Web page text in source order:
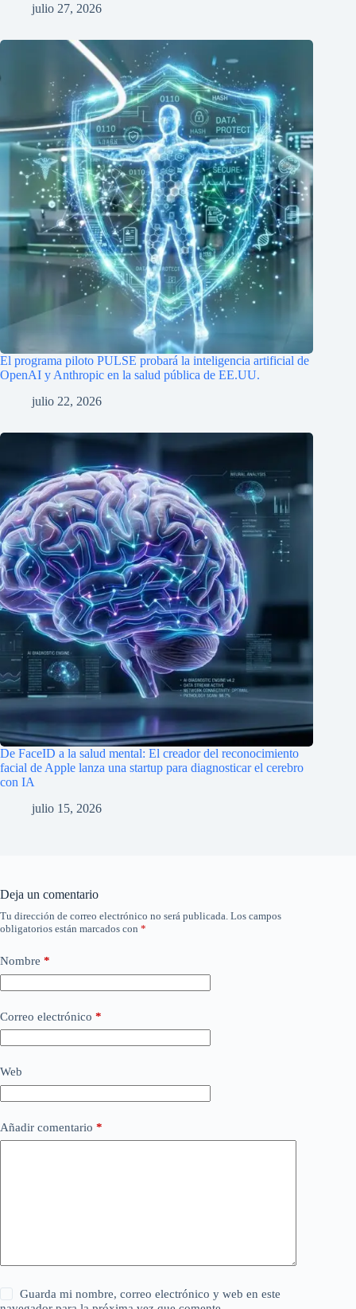
julio 27, 2026
El programa piloto PULSE probará la inteligencia artificial de
OpenAI y Anthropic en la salud pública de EE.UU.
julio 22, 2026
De FaceID a la salud mental: El creador del reconocimiento
facial de Apple lanza una startup para diagnosticar el cerebro
con IA
julio 15, 2026
Deja un comentario
Tu dirección de correo electrónico no será publicada. Los campos
obligatorios están marcados con *
Nombre *
Correo electrónico *
Web
Añadir comentario *
Guarda mi nombre, correo electrónico y web en este